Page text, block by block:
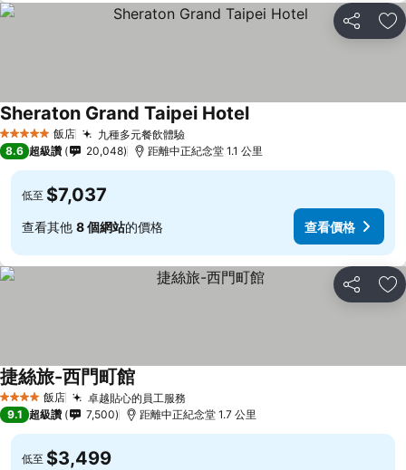
分享 加
5 星級 飯店 九種多元餐飲體驗
Sheraton Grand Taipei Hotel
8.6 超級讚 20,048 距離中正紀念堂 1.1 公里
低至 $7,037
查看其他 8 個網站的價格 查看價格
分享 加
4 星級 飯店 卓越貼心的員工服務
捷絲旅-西門町館
9.1 超級讚 7,500 距離中正紀念堂 1.7 公里
低至 $3,499